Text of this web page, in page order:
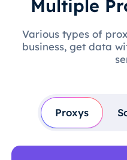
Multiple
Various types of
business, get data
Proxys